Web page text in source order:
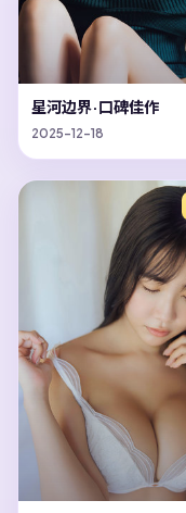
星河边界·口碑佳作
2025-12-18